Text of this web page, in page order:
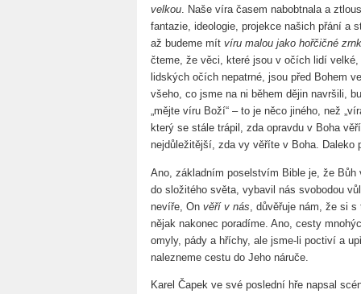
velkou. Naše víra časem nabobtnala a
fantazie, ideologie, projekce našich přání a
až budeme mít víru malou jako hořčičné
čteme, že věci, které jsou v očích lidí
lidských očích nepatrné, jsou před Bohem
všeho, co jsme na ni během dějin navršili,
„mějte víru Boží“ – to je něco jiného, než
který se stále trápil, zda opravdu v Boha
nejdůležitější, zda vy věříte v Boha.
Ano, základním poselstvím Bible je, že
do složitého světa, vybavil nás svobodou
nevíře, On věří v nás , důvěřuje nám, že si
nějak nakonec poradíme. Ano, cesty
omyly, pády a hříchy, ale jsme-li poctiví a
nalezneme cestu do Jeho náruče.
Karel Čapek ve své poslední hře napsal